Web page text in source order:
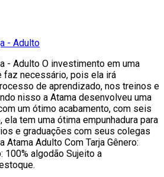
- Adulto
- Adulto O investimento em uma
faz necessário, pois ela irá
de aprendizado, nos treinos e
nisso a Atama desenvolveu uma
um ótimo acabamento, com seis
tem uma ótima empunhadura para
e graduações com seus colegas
Atama Adulto Com Tarja Gênero:
100% algodão Sujeito a